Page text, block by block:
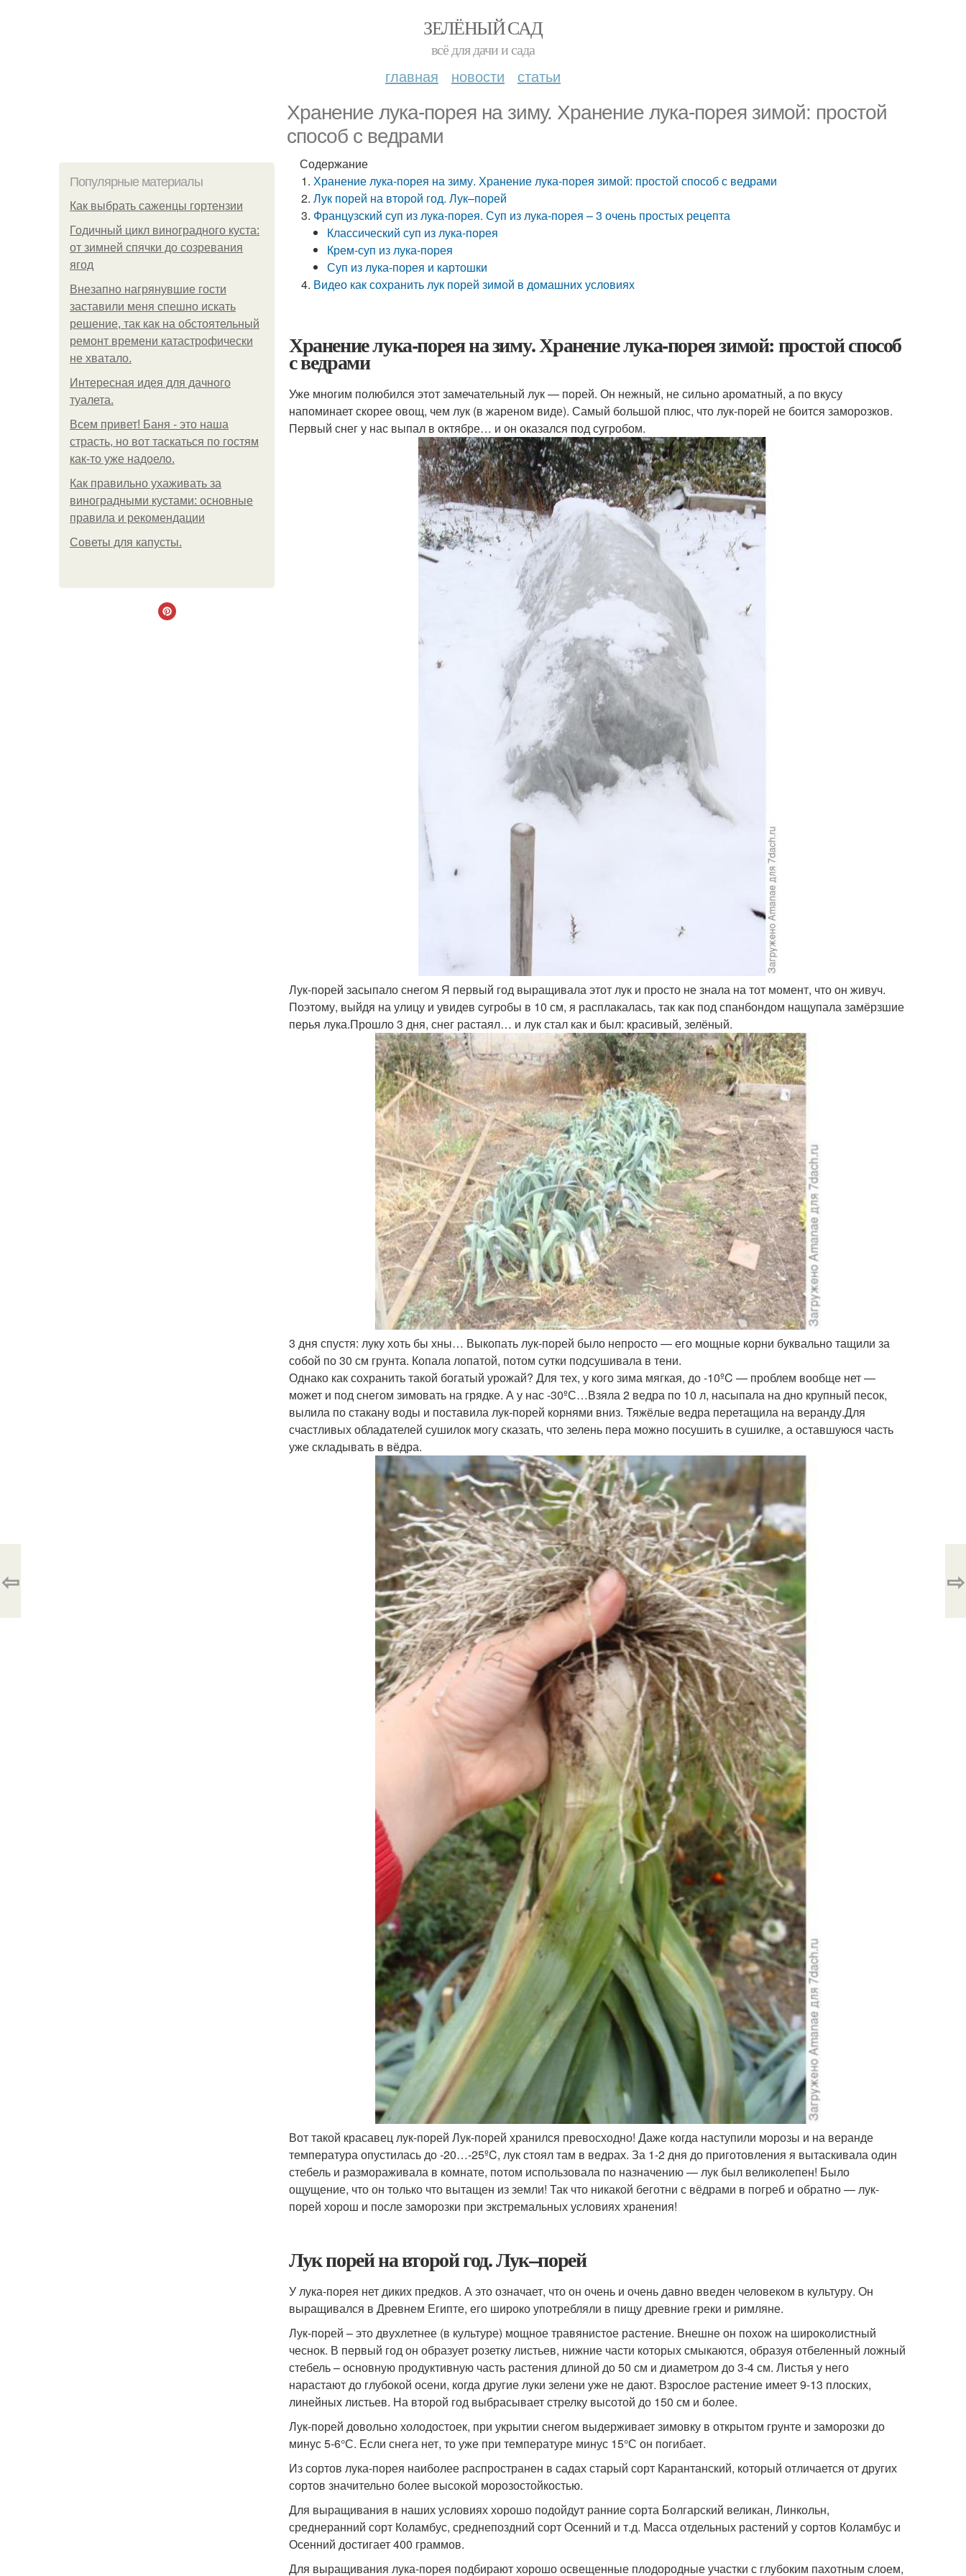
ЗЕЛЁНЫЙ САД
всё для дачи и сада
главная новости статьи
Хранение лука-порея на зиму. Хранение лука-порея зимой: простой
способ с ведрами
Популярные материалы
Как выбрать саженцы гортензии
Годичный цикл виноградного куста:
от зимней спячки до созревания
ягод
Внезапно нагрянувшие гости
заставили меня спешно искать
решение, так как на обстоятельный
ремонт времени катастрофически
не хватало.
Интересная идея для дачного
туалета.
Всем привет! Баня - это наша
страсть, но вот таскаться по гостям
как-то уже надоело.
Как правильно ухаживать за
виноградными кустами: основные
правила и рекомендации
Советы для капусты.
Содержание
Хранение лука-порея на зиму. Хранение лука-порея зимой: простой способ с ведрами
Лук порей на второй год. Лук–порей
Французский суп из лука-порея. Суп из лука-порея – 3 очень простых рецепта
Классический суп из лука-порея
Крем-суп из лука-порея
Суп из лука-порея и картошки
Видео как сохранить лук порей зимой в домашних условиях
Хранение лука-порея на зиму. Хранение лука-порея зимой: простой способ
с ведрами
Уже многим полюбился этот замечательный лук — порей. Он нежный, не сильно ароматный, а по вкусу
напоминает скорее овощ, чем лук (в жареном виде). Самый большой плюс, что лук-порей не боится заморозков.
Первый снег у нас выпал в октябре… и он оказался под сугробом.
Лук-порей засыпало снегом Я первый год выращивала этот лук и просто не знала на тот момент, что он живуч.
Поэтому, выйдя на улицу и увидев сугробы в 10 см, я расплакалась, так как под спанбондом нащупала замёрзшие
перья лука.Прошло 3 дня, снег растаял… и лук стал как и был: красивый, зелёный.
3 дня спустя: луку хоть бы хны… Выкопать лук-порей было непросто — его мощные корни буквально тащили за
собой по 30 см грунта. Копала лопатой, потом сутки подсушивала в тени.
Однако как сохранить такой богатый урожай? Для тех, у кого зима мягкая, до -10ºC — проблем вообще нет —
может и под снегом зимовать на грядке. А у нас -30ºС…Взяла 2 ведра по 10 л, насыпала на дно крупный песок,
вылила по стакану воды и поставила лук-порей корнями вниз. Тяжёлые ведра перетащила на веранду.Для
счастливых обладателей сушилок могу сказать, что зелень пера можно посушить в сушилке, а оставшуюся часть
уже складывать в вёдра.
Вот такой красавец лук-порей Лук-порей хранился превосходно! Даже когда наступили морозы и на веранде
температура опустилась до -20…-25ºC, лук стоял там в ведрах. За 1-2 дня до приготовления я вытаскивала один
стебель и размораживала в комнате, потом использовала по назначению — лук был великолепен! Было
ощущение, что он только что вытащен из земли! Так что никакой беготни с вёдрами в погреб и обратно — лук-
порей хорош и после заморозки при экстремальных условиях хранения!
Лук порей на второй год. Лук–порей
У лука-порея нет диких предков. А это означает, что он очень и очень давно введен человеком в культуру. Он
выращивался в Древнем Египте, его широко употребляли в пищу древние греки и римляне.
Лук-порей – это двухлетнее (в культуре) мощное травянистое растение. Внешне он похож на широколистный
чеснок. В первый год он образует розетку листьев, нижние части которых смыкаются, образуя отбеленный ложный
стебель – основную продуктивную часть растения длиной до 50 см и диаметром до 3-4 см. Листья у него
нарастают до глубокой осени, когда другие луки зелени уже не дают. Взрослое растение имеет 9-13 плоских,
линейных листьев. На второй год выбрасывает стрелку высотой до 150 см и более.
Лук-порей довольно холодостоек, при укрытии снегом выдерживает зимовку в открытом грунте и заморозки до
минус 5-6°С. Если снега нет, то уже при температуре минус 15°С он погибает.
Из сортов лука-порея наиболее распространен в садах старый сорт Карантанский, который отличается от других
сортов значительно более высокой морозостойкостью.
Для выращивания в наших условиях хорошо подойдут ранние сорта Болгарский великан, Линкольн,
среднеранний сорт Коламбус, среднепоздний сорт Осенний и т.д. Масса отдельных растений у сортов Коламбус и
Осенний достигает 400 граммов.
Для выращивания лука-порея подбирают хорошо освещенные плодородные участки с глубоким пахотным слоем,
⇦ ⇨